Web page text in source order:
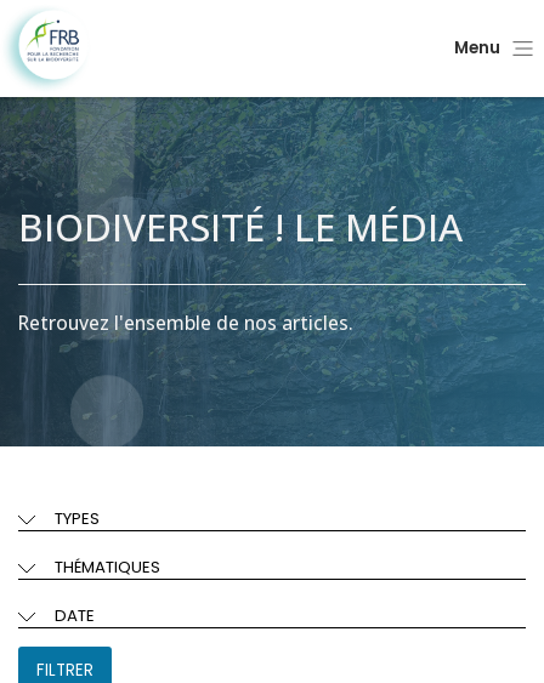
Menu
BIODIVERSITÉ ! LE MÉDIA
Retrouvez l'ensemble de nos articles.
TYPES
THÉMATIQUES
DATE
FILTRER